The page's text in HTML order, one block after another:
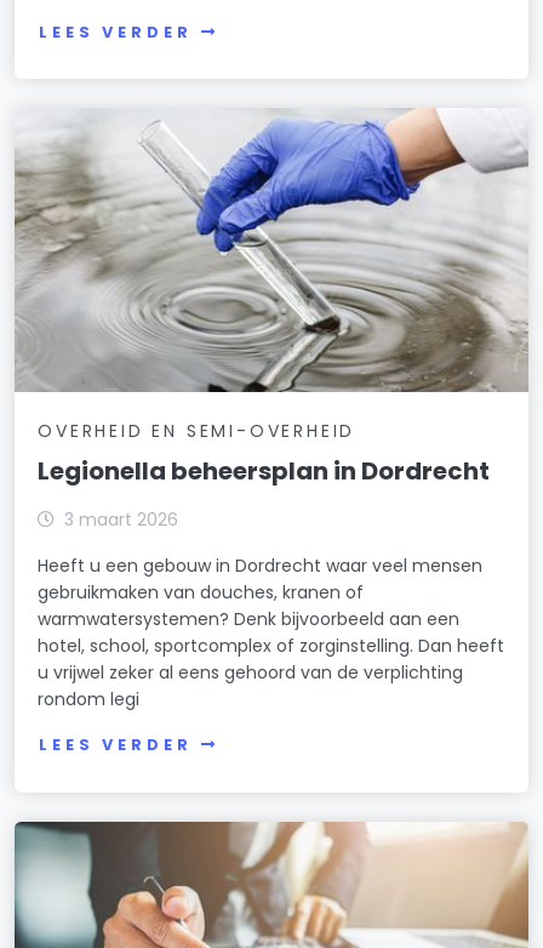
LEES VERDER
OVERHEID EN SEMI-OVERHEID
Legionella beheersplan in Dordrecht
3 maart 2026
Heeft u een gebouw in Dordrecht waar veel mensen
gebruikmaken van douches, kranen of
warmwatersystemen? Denk bijvoorbeeld aan een
hotel, school, sportcomplex of zorginstelling. Dan heeft
u vrijwel zeker al eens gehoord van de verplichting
rondom legi
LEES VERDER